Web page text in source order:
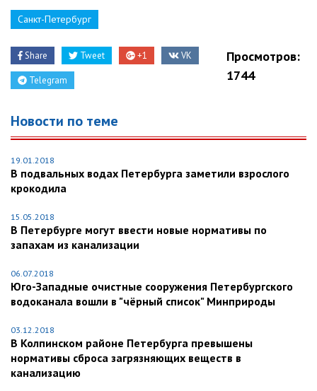
Санкт-Петербург
Share Tweet +1 VK
Telegram
Просмотров:
1744
Новости по теме
19.01.2018
В подвальных водах Петербурга заметили взрослого
крокодила
15.05.2018
В Петербурге могут ввести новые нормативы по
запахам из канализации
06.07.2018
Юго-Западные очистные сооружения Петербургского
водоканала вошли в "чёрный список" Минприроды
03.12.2018
В Колпинском районе Петербурга превышены
нормативы сброса загрязняющих веществ в
канализацию